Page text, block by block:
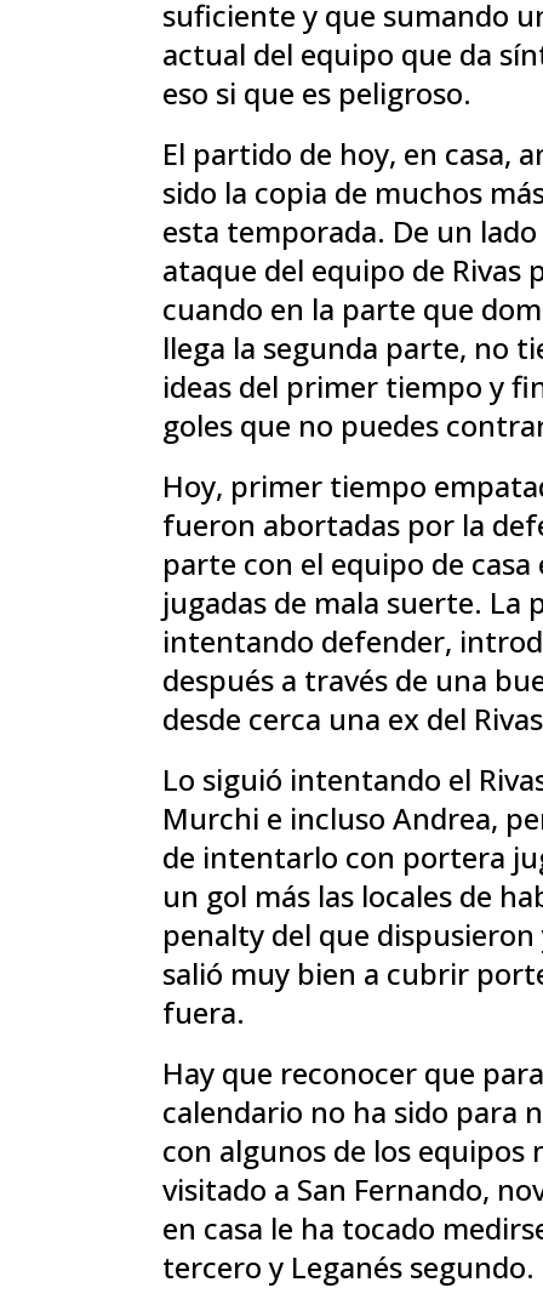
suficiente y que sumando
actual del equipo que da
eso si que es peligroso.
El partido de hoy, en casa,
sido la copia de muchos
esta temporada. De un
ataque del equipo de Rivas
cuando en la parte que
llega la segunda parte, no
ideas del primer tiempo y
goles que no puedes
Hoy, primer tiempo
fueron abortadas por la
parte con el equipo de
jugadas de mala suerte. La
intentando defender,
después a través de una
desde cerca una ex del
Lo siguió intentando el
Murchi e incluso Andrea,
de intentarlo con portera
un gol más las locales de
penalty del que
salió muy bien a cubrir
fuera.
Hay que reconocer que
calendario no ha sido para
con algunos de los equipos
visitado a San Fernando,
en casa le ha tocado
tercero y Leganés segundo.